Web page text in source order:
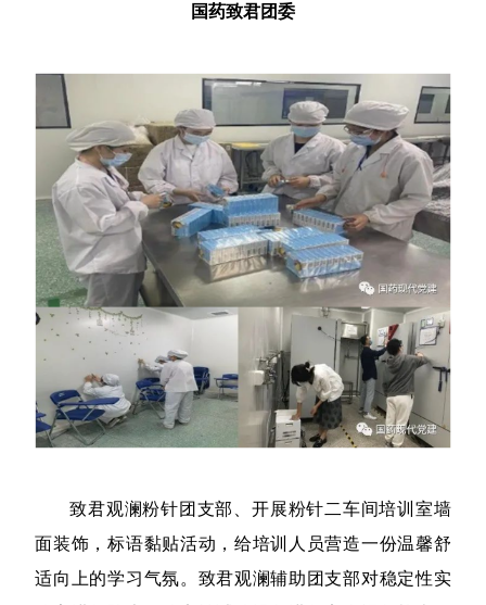
国药致君团委
致君观澜粉针团支部、开展粉针二车间培训室墙
面装饰，标语黏贴活动，给培训人员营造一份温馨舒
适向上的学习气氛。致君观澜辅助团支部对稳定性实